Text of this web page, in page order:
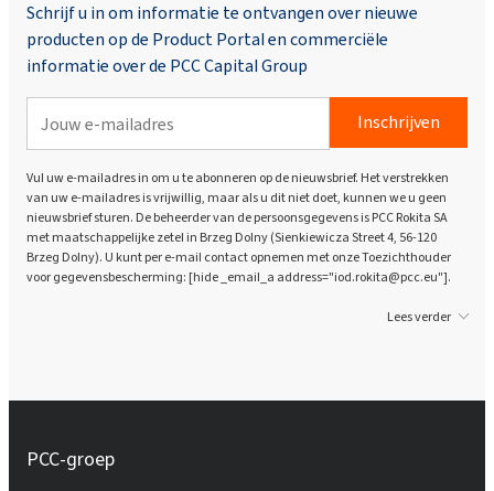
Schrijf u in om informatie te ontvangen over nieuwe
producten op de Product Portal en commerciële
informatie over de PCC Capital Group
Inschrijven
Vul uw e-mailadres in om u te abonneren op de nieuwsbrief. Het verstrekken
van uw e-mailadres is vrijwillig, maar als u dit niet doet, kunnen we u geen
nieuwsbrief sturen. De beheerder van de persoonsgegevens is PCC Rokita SA
met maatschappelijke zetel in Brzeg Dolny (Sienkiewicza Street 4, 56-120
Brzeg Dolny). U kunt per e-mail contact opnemen met onze Toezichthouder
voor gegevensbescherming: [hide _email_a address="iod.rokita@pcc.eu"].
Lees verder
PCC-groep